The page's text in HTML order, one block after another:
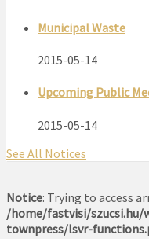
Municipal Waste
2015-05-14
Upcoming Public
2015-05-14
See All Notices
Notice: Trying to access
/home/fastvisi/
townpress/lsvr-